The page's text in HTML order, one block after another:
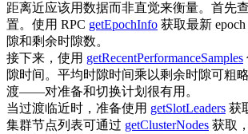
距离近应该用数据而非直觉来衡量。首先
置。使用 RPC getEpochInfo 获取最新
隙和剩余时隙数。
接下来，使用 getRecentPerformanceSamples
隙时间。平均时隙时间乘以剩余时隙可粗
渡——对准备和切换计划很有用。
当过渡临近时，准备使用 getSlotLeaders 获
集群节点列表可通过 getClusterNodes 获取